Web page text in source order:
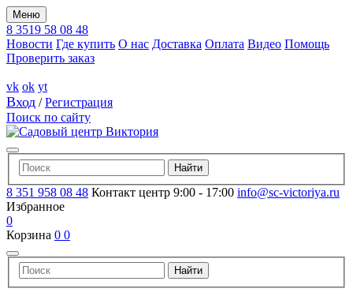
Меню
8 3519 58 08 48
Новости Где купить О нас Доставка Оплата Видео Помощь
Проверить заказ
vk ok yt
Вход /Регистрация
Поиск по сайту
8 351 958 08 48 Контакт центр 9:00 - 17:00 info@sc-victoriya.ru
Избранное
0
Корзина 0 0